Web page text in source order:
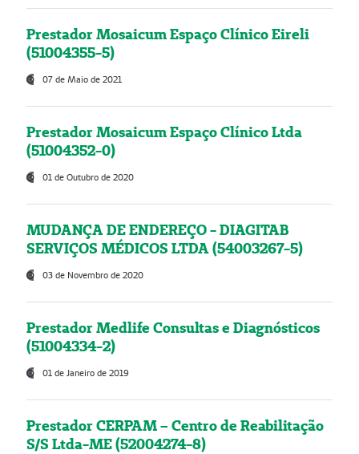
Prestador Mosaicum Espaço Clínico Eireli
(51004355-5)
07 de Maio de 2021
Prestador Mosaicum Espaço Clínico Ltda
(51004352-0)
01 de Outubro de 2020
MUDANÇA DE ENDEREÇO - DIAGITAB
SERVIÇOS MÉDICOS LTDA (54003267-5)
03 de Novembro de 2020
Prestador Medlife Consultas e Diagnósticos
(51004334-2)
01 de Janeiro de 2019
Prestador CERPAM – Centro de Reabilitação
S/S Ltda-ME (52004274-8)